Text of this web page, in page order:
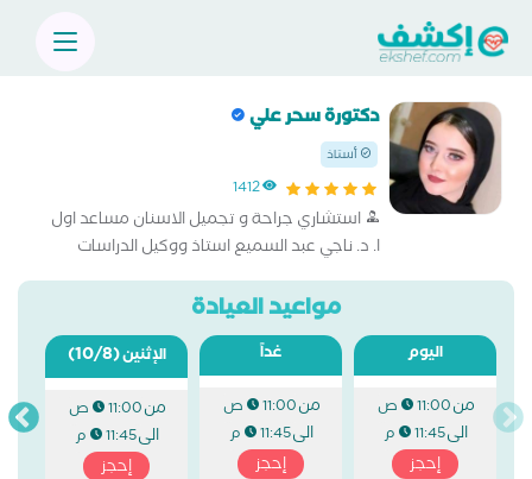
دكتورة سحر علي
أستاذ
1412
استشاري جراحة و تجميل الاسنان مساعد اول
ا. د. ناجي عبد السميع استاذ ووكيل الدراسات
العليا كلية طب فم والاسنان اساتشاري جراحات
الليزر فالاسنان
مواعيد العيادة
اليوم
من11:00 ص
الى11:45 م
إحجز
غداً
من11:00 ص
الى11:45 م
إحجز
الإثنين(10/8)
من11:00 ص
الى11:45 م
إحجز